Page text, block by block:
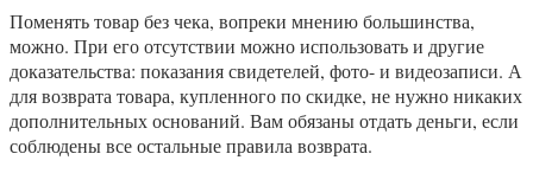
Поменять товар без чека, вопреки мнению большинства,
можно. При его отсутствии можно использовать и другие
доказательства: показания свидетелей, фото- и видеозаписи. А
для возврата товара, купленного по скидке, не нужно никаких
дополнительных оснований. Вам обязаны отдать деньги, если
соблюдены все остальные правила возврата.